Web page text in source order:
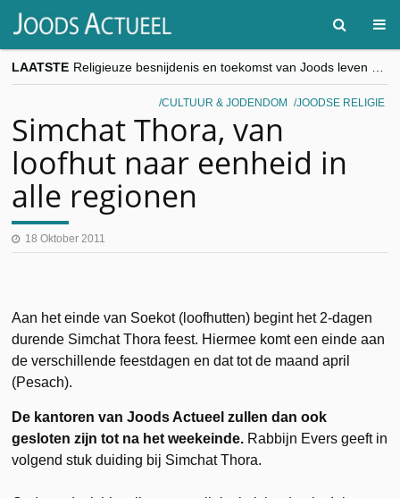
LAATSTE
“Besnijdenisdebat toont hoe moeilijk seculiere Westen minderheden begrijpt”, Jinnih Beels (Vooruit)
CITYTRIP | ROEMENIË – Boekarest: de verrassing van Oost-Europa
CULTUUR & JODENDOM JOODSE RELIGIE
Simchat Thora, van
loofhut naar eenheid in
alle regionen
18 Oktober 2011
Aan het einde van Soekot (loofhutten) begint het 2-dagen
durende Simchat Thora feest. Hiermee komt een einde aan
de verschillende feestdagen en dat tot de maand april
(Pesach).
De kantoren van Joods Actueel zullen dan ook
gesloten zijn tot na het weekeinde. Rabbijn Evers geeft in
volgend stuk duiding bij Simchat Thora.